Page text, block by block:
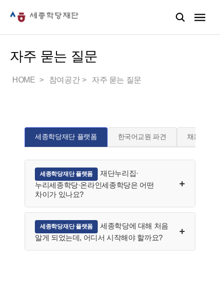
자주 묻는 질문
HOME 참여공간 자주 묻는 질문
세종학당재단 플랫폼 한국어교원 파견 채용
세종학당재단 플랫폼
재단누리집·
누리세종학당·온라인세종학당은 어떤
차이가 있나요?
세종학당재단 플랫폼
세종학당에 대해 처음
알게 되었는데, 어디서 시작해야 할까요?